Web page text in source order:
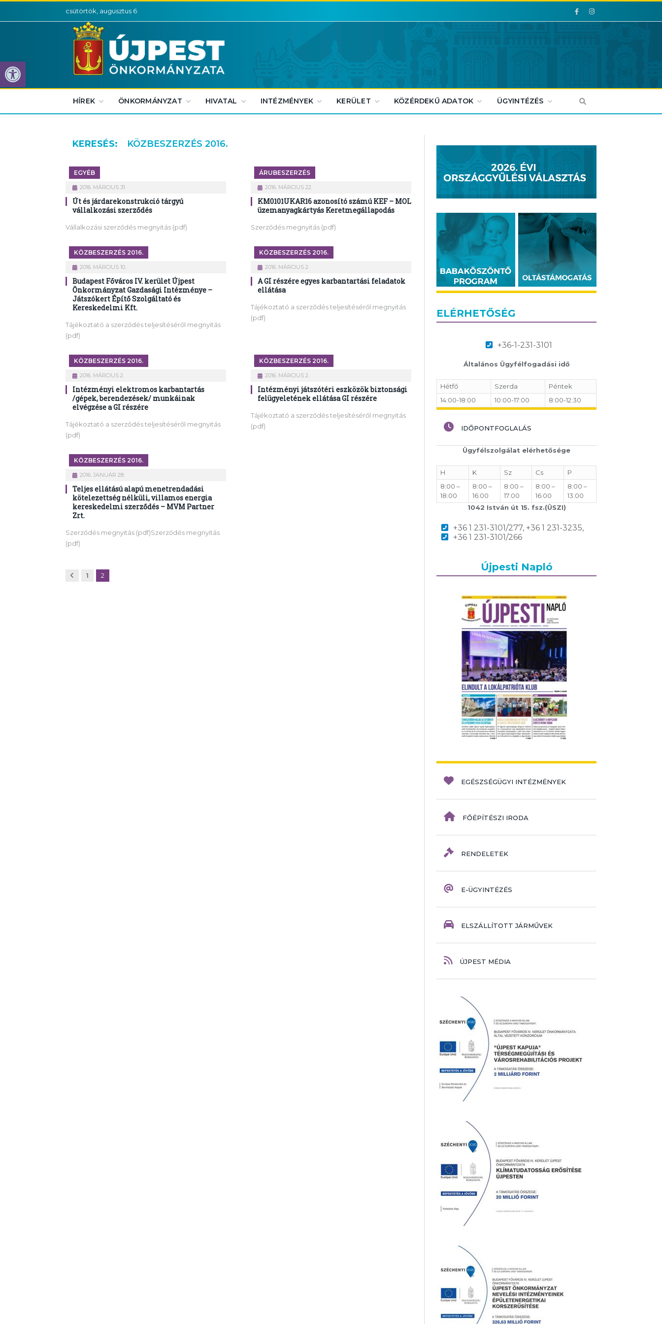
Eszköztár megnyitása
csütörtök, augusztus 6 Facebook
Facebook
HÍREK ÖNKORMÁNYZAT HIVATAL INTÉZMÉNYEK KERÜLET KÖZÉRDEKŰ ADATOK ÜGYINTÉZÉS
KERESÉS: KÖZBESZERZÉS 2016.
EGYÉB
2016. MÁRCIUS 31.
Út és járdarekonstrukció tárgyú
vállalkozási szerződés
Vállalkozási szerződés megnyitás (pdf)
ÁRUBESZERZÉS
2016. MÁRCIUS 22.
KM0101UKAR16 azonosító számú KEF – MOL
üzemanyagkártyás Keretmegállapodás
Szerződés megnyitás (pdf)
KÖZBESZERZÉS 2016.
2016. MÁRCIUS 10.
Budapest Főváros IV. kerület Újpest
Önkormányzat Gazdasági Intézménye –
Játszókert Építő Szolgáltató és
Kereskedelmi Kft.
Tájékoztató a szerződés teljesítéséről megnyitás
(pdf)
KÖZBESZERZÉS 2016.
2016. MÁRCIUS 2.
A GI részére egyes karbantartási feladatok
ellátása
Tájékoztató a szerződés teljesítéséről megnyitás
(pdf)
KÖZBESZERZÉS 2016.
2016. MÁRCIUS 2.
Intézményi elektromos karbantartás
/gépek, berendezések/ munkáinak
elvégzése a GI részére
Tájékoztató a szerződés teljesítéséről megnyitás
(pdf)
KÖZBESZERZÉS 2016.
2016. MÁRCIUS 2.
Intézményi játszótéri eszközök biztonsági
felügyeletének ellátása GI részére
Tájékoztató a szerződés teljesítéséről megnyitás
(pdf)
KÖZBESZERZÉS 2016.
2016. JANUÁR 28.
Teljes ellátású alapú menetrendadási
kötelezettség nélküli, villamos energia
kereskedelmi szerződés – MVM Partner
Zrt.
Szerződés megnyitás (pdf)Szerződés megnyitás
(pdf)
Előző1 2
ELÉRHETŐSÉG
+36-1-231-3101
Általános Ügyfélfogadási idő
Hétfő Szerda
Péntek
14:00-18:00
10:00-17:00 8:00-12:30
IDŐPONTFOGLALÁS
Ügyfélszolgálat elérhetősége
H K Sz Cs
P
8:00 –
18:00
8:00 –
16:00
8:00 –
17:00
8:00 –
16:00
8:00 –
13:00
1042 István út 15. fsz.(ÜSZI)
+36 1 231-3101/277, +36 1 231-3235,
+36 1 231-3101/266
Újpesti Napló
EGÉSZSÉGÜGYI INTÉZMÉNYEK
FŐÉPÍTÉSZI IRODA
RENDELETEK
E-ÜGYINTÉZÉS
ELSZÁLLÍTOTT JÁRMŰVEK
ÚJPEST MÉDIA